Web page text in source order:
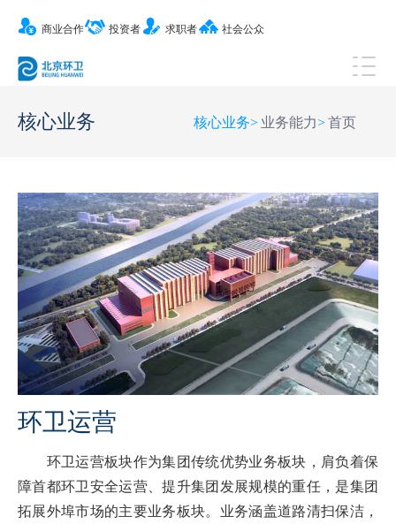
商业合作 投资者 求职者 社会公众
核心业务 首页
>
业务能力
>
核心业务
环卫运营
环卫运营板块作为集团传统优势业务板块，肩负着保
障首都环卫安全运营、提升集团发展规模的重任，是集团
拓展外埠市场的主要业务板块。业务涵盖道路清扫保洁，